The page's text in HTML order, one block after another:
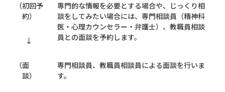
（初回予
約）
専門的な情報を必要とする場合や、じっくり相
談をしてみたい場合には、専門相談員（精神科
医・心理カウンセラー・弁護士）、教職員相談
員との面談を予約します。
↓
（面
談）
専門相談員、教職員相談員による面談を行いま
す。